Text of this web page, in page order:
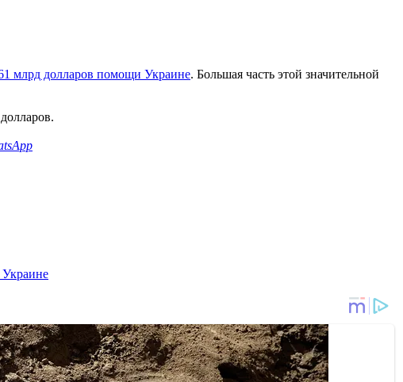
млрд долларов помощи Украине. Большая часть этой значительной